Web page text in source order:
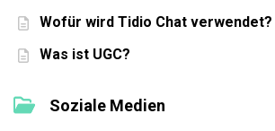
Wofür wird Tidio Chat verwendet?
Was ist UGC?
Soziale Medien